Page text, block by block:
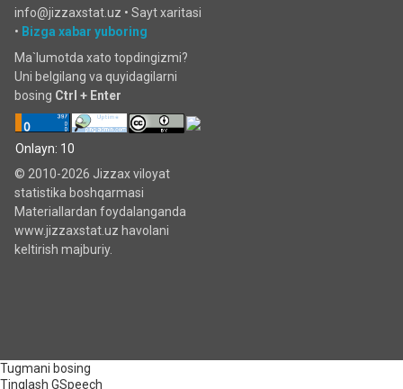
info@jizzaxstat.uz • Sayt xaritasi
• Bizga xabar yuboring
Ma`lumotda xato topdingizmi?
Uni belgilang va quyidagilarni
bosing Ctrl + Enter
Onlayn: 10
© 2010-2026 Jizzax viloyat
statistika boshqarmasi
Materiallardan foydalanganda
www.jizzaxstat.uz havolani
keltirish majburiy.
Tugmani bosing
Tinglash GSpeech